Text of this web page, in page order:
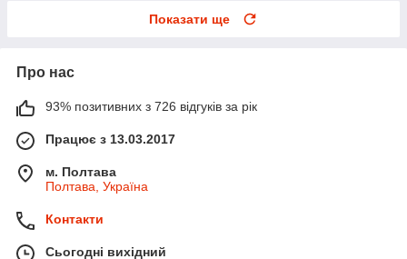
Показати ще
Про нас
93% позитивних з 726 відгуків за рік
Працює з 13.03.2017
м. Полтава
Полтава, Україна
Контакти
Сьогодні вихідний